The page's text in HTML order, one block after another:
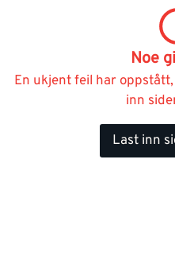
Noe
En ukjent feil har
inn
Last inn